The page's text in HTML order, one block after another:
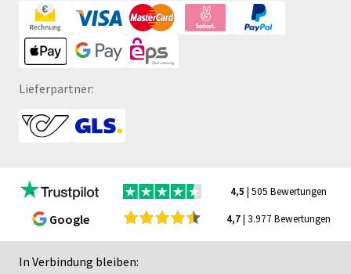
Lieferpartner:
4,5 | 505 Bewertungen
Google 4,7| 3.977 Bewertungen
In Verbindung bleiben: